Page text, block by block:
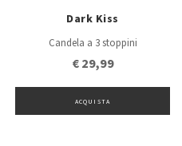
Dark Kiss
Candela a 3 stoppini
€ 29,99
ACQUISTA